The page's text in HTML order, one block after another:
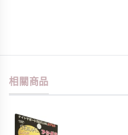
相關商品